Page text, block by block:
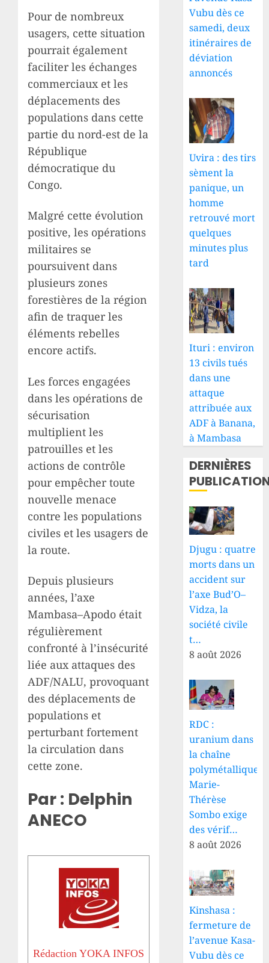
Pour de nombreux
usagers, cette situation
pourrait également
faciliter les échanges
commerciaux et les
déplacements des
populations dans cette
partie du nord-est de la
République
démocratique du
Congo.
Malgré cette évolution
positive, les opérations
militaires se
poursuivent dans
plusieurs zones
forestières de la région
afin de traquer les
éléments rebelles
encore actifs.
Les forces engagées
dans les opérations de
sécurisation
multiplient les
patrouilles et les
actions de contrôle
pour empêcher toute
nouvelle menace
contre les populations
civiles et les usagers de
la route.
Depuis plusieurs
années, l’axe
Mambasa–Apodo était
régulièrement
confronté à l’insécurité
liée aux attaques des
ADF/NALU, provoquant
des déplacements de
populations et
perturbant fortement
la circulation dans
cette zone.
Par : Delphin
ANECO
Rédaction YOKA INFOS
Vubu dès ce
samedi, deux
itinéraires de
déviation
annoncés
Uvira : des tirs
sèment la
panique, un
homme
retrouvé mort
quelques
minutes plus
tard
Ituri : environ
13 civils tués
dans une
attaque
attribuée aux
ADF à Banana,
à Mambasa
DERNIÈRES
Djugu : quatre
morts dans un
accident sur
l’axe Bud’O–
Vidza, la
société civile
t…
8 août 2026
RDC :
uranium dans
la chaîne
polymétallique,
Marie-
Thérèse
Sombo exige
des vérif…
8 août 2026
Kinshasa :
fermeture de
l’avenue Kasa-
Vubu dès ce